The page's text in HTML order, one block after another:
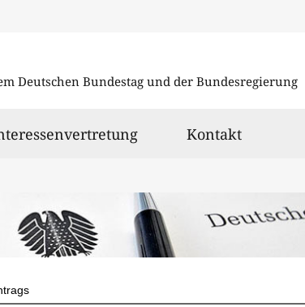
Deutschen Bundestag und der Bundesregierung
Kontakt